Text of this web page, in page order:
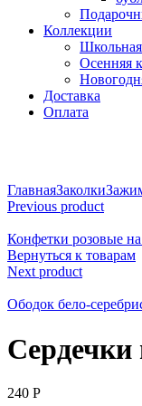
Коллекции
Осенняя
Доставка
Оплата
ГлавнаяЗаколки
Previous product
Конфетки розовые
Вернуться к товарам
Next product
Ободок бело-
Сердечки
240 Р